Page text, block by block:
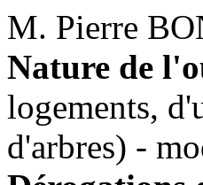
M. Pierre
Nature de
logements,
d'arbres) -